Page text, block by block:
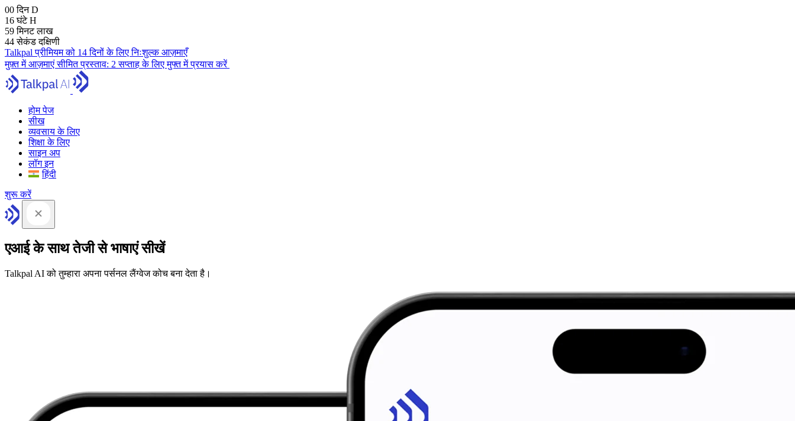
00 दिनD
16 घंटेH
59 मिनटलाख
43 सेकंडदक्षिणी
Talkpal प्रीमियम को 14 दिनों के लिए निःशुल्क आज़माएँ
मुफ़्त में आज़माएंसीमित प्रस्ताव: 2 सप्ताह के लिए मुफ्त में प्रयास करें
होम पेज
सीख
व्यवसाय के लिए
शिक्षा के लिए
साइन अप
लॉग इन
हिंदी
शुरू करें
एआई के साथ तेजी से भाषाएं सीखें
Talkpal AI को तुम्हारा अपना पर्सनल लैंग्वेज कोच बना देता है।